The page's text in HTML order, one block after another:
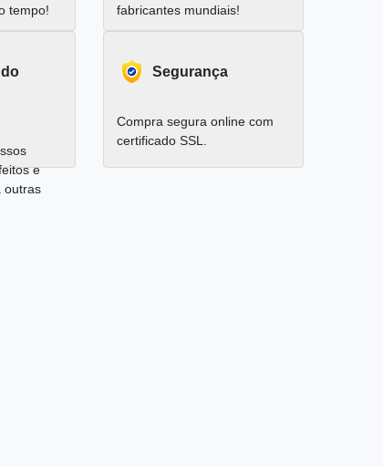
tempo!
fabricantes mundiais!
e
outras
Segurança
Compra segura online com
certificado SSL.